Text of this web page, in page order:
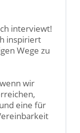
interviewt!
inspiriert
Wege zu
wir
eine für